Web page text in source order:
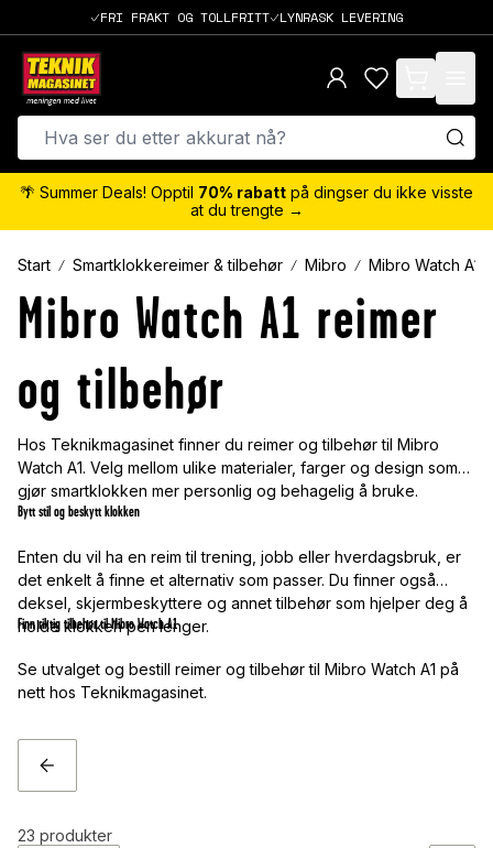
FRI FRAKT OG TOLLFRITT LYNRASK LEVERING
items in cart,
🌴 Summer Deals! Opptil 70% rabatt på dingser du ikke visste
at du trengte →
Start Smartklokkereimer & tilbehør Mibro Mibro Watch A1
Mibro Watch A1 reimer
og tilbehør
Hos Teknikmagasinet finner du reimer og tilbehør til Mibro
Watch A1. Velg mellom ulike materialer, farger og design som
gjør smartklokken mer personlig og behagelig å bruke.
Bytt stil og beskytt klokken
Enten du vil ha en reim til trening, jobb eller hverdagsbruk, er
det enkelt å finne et alternativ som passer. Du finner også
deksel, skjermbeskyttere og annet tilbehør som hjelper deg å
holde klokken pen lenger.
Finn riktig tilbehør til Mibro Watch A1
Se utvalget og bestill reimer og tilbehør til Mibro Watch A1 på
nett hos Teknikmagasinet.
TILBAKE
23 produkter